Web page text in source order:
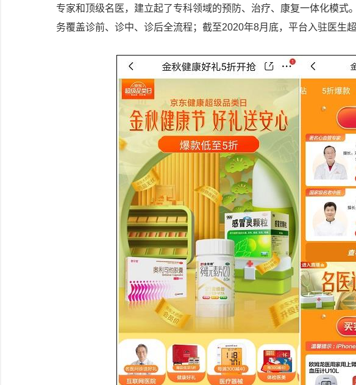
专家和顶级名医，建立起了专科领域的预防、治疗、康复一体化模式
务覆盖诊前、诊中、诊后全流程；截至2020年8月底，平台入驻医生